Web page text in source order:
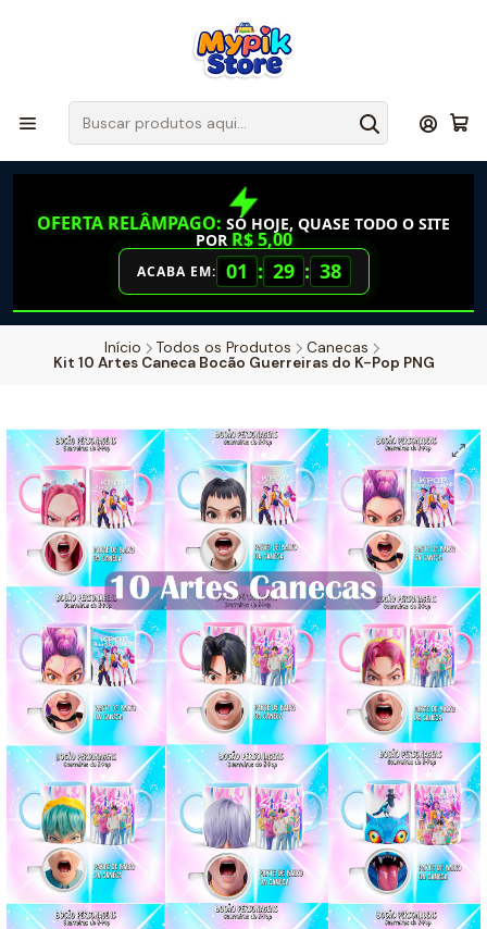
OFERTA RELÂMPAGO: SÓ HOJE, QUASE TODO O SITE
POR R$ 5,00
ACABA EM: 01 : 29 : 37
Início Todos os Produtos
Canecas
Kit 10 Artes Caneca Bocão Guerreiras do K-Pop PNG